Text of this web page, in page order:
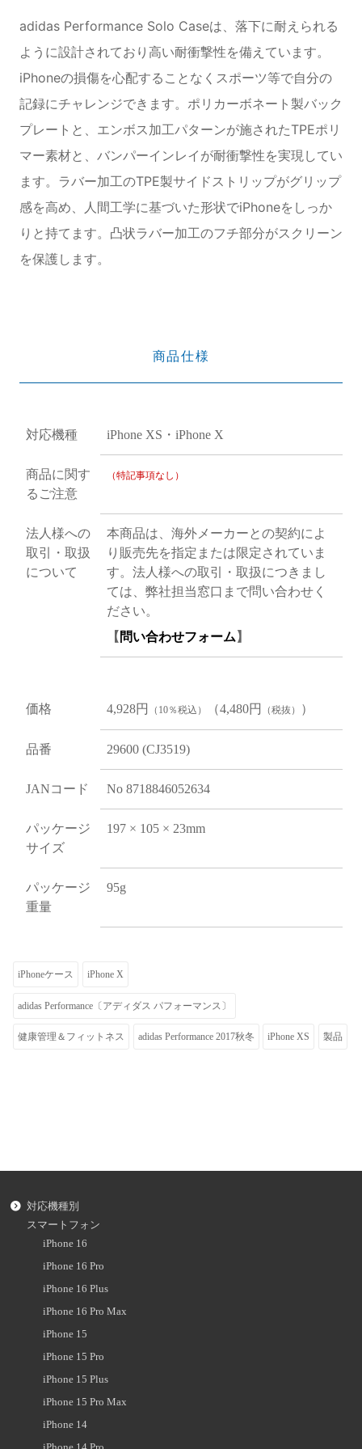
adidas Performance Solo Caseは、落下に耐えられる
ように設計されており高い耐衝撃性を備えています。
iPhoneの損傷を心配することなくスポーツ等で自分の
記録にチャレンジできます。ポリカーボネート製バック
プレートと、エンボス加工パターンが施されたTPEポリ
マー素材と、バンパーインレイが耐衝撃性を実現してい
ます。ラバー加工のTPE製サイドストリップがグリップ
感を高め、人間工学に基づいた形状でiPhoneをしっか
りと持てます。凸状ラバー加工のフチ部分がスクリーン
を保護します。
商品仕様
対応機種 iPhone XS・iPhone X
商品に関す
るご注意
（特記事項なし）
法人様への
取引・取扱
について
本商品は、海外メーカーとの契約によ
り販売先を指定または限定されていま
す。法人様への取引・取扱につきまし
ては、弊社担当窓口まで問い合わせく
ださい。
【 問い合わせフォーム 】
価格 4,928円 （10％税込） （4,480円 （税抜） ）
品番 29600 (CJ3519)
JANコード No 8718846052634
パッケージ
サイズ
197 × 105 × 23mm
パッケージ
重量
95g
iPhoneケース iPhone X
adidas Performance〔アディダス パフォーマンス〕
健康管理＆フィットネス adidas Performance 2017秋冬 iPhone XS 製品
対応機種別
スマートフォン
iPhone 16
iPhone 16 Pro
iPhone 16 Plus
iPhone 16 Pro Max
iPhone 15
iPhone 15 Pro
iPhone 15 Plus
iPhone 15 Pro Max
iPhone 14